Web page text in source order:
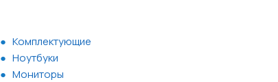
Комплектующие
Ноутбуки
Мониторы